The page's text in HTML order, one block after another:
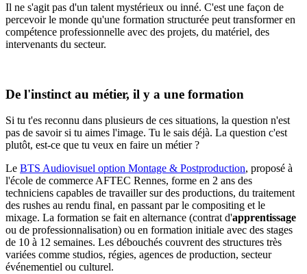
Il ne s'agit pas d'un talent mystérieux ou inné. C'est une façon de
percevoir le monde qu'une formation structurée peut transformer en
compétence professionnelle avec des projets, du matériel, des
intervenants du secteur.
De l'instinct au métier, il y a une formation
Si tu t'es reconnu dans plusieurs de ces situations, la question n'est
pas de savoir si tu aimes l'image. Tu le sais déjà. La question c'est
plutôt, est-ce que tu veux en faire un métier ?
Le BTS Audiovisuel option Montage & Postproduction, proposé à
l'école de commerce AFTEC Rennes, forme en 2 ans des
techniciens capables de travailler sur des productions, du traitement
des rushes au rendu final, en passant par le compositing et le
mixage. La formation se fait en alternance (contrat d'apprentissage
ou de professionnalisation) ou en formation initiale avec des stages
de 10 à 12 semaines. Les débouchés couvrent des structures très
variées comme studios, régies, agences de production, secteur
événementiel ou culturel.